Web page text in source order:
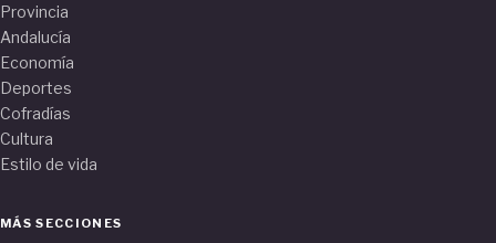
Provincia
Andalucía
Economía
Deportes
Cofradías
Cultura
Estilo de vida
MÁS SECCIONES